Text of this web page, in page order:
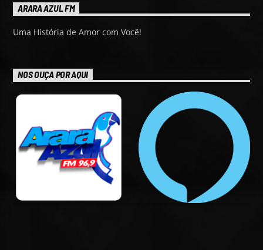
ARARA AZUL FM
Uma História de Amor com Você!
NOS OUÇA POR AQUI